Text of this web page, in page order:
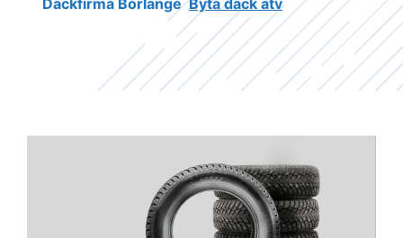
Däckfirma Borlänge Byta däck atv